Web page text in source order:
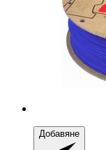
Добавяне